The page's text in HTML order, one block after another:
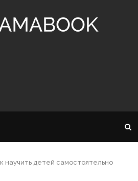
научить детей самостоятельно